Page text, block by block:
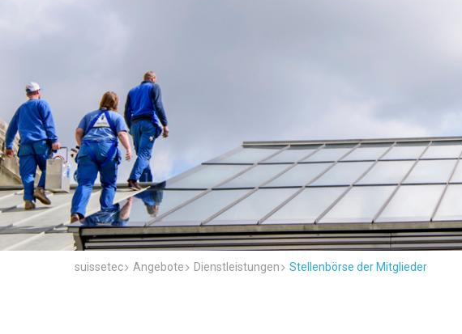
suissetec Angebote Dienstleistungen Stellenbörse der Mitglieder